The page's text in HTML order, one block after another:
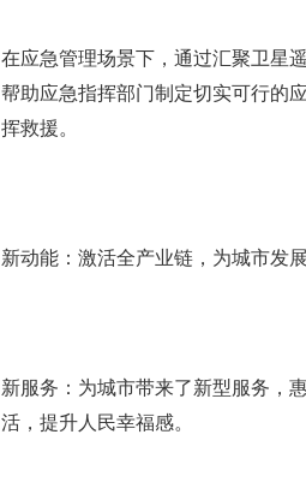
在应急管理场景下，通过汇聚卫星
帮助应急指挥部门制定切实可行的
挥救援。
新动能：激活全产业链，为城市发
新服务：为城市带来了新型服务，
活，提升人民幸福感。